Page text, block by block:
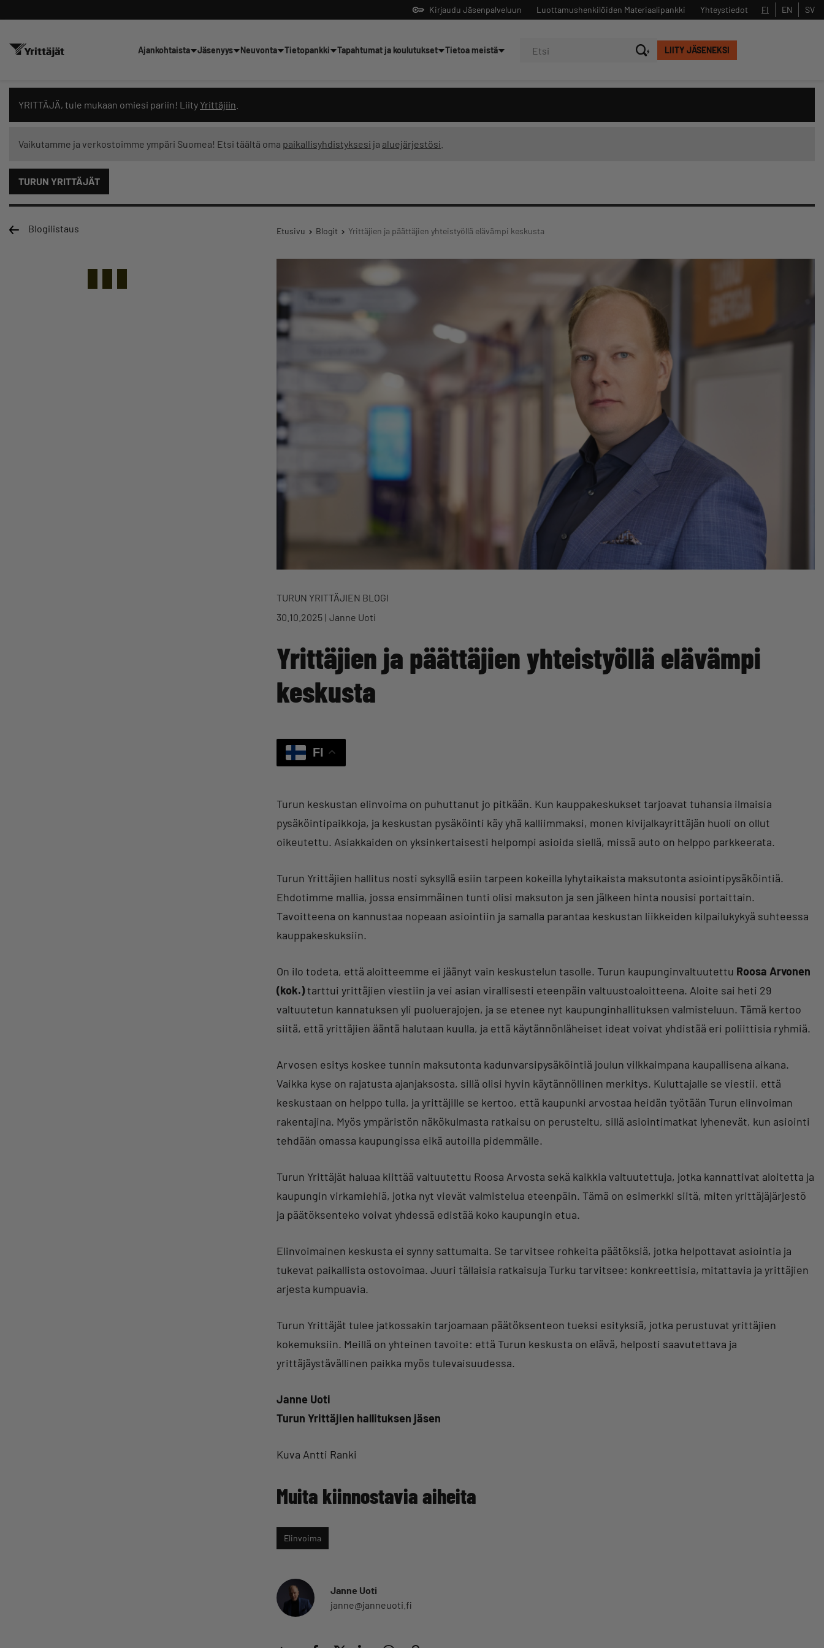
Kirjaudu Jäsenpalveluun Yhteystiedot
Luottamushenkilöiden Materiaalipankki FI EN SV
LIITY JÄSENEKSI
Ajankohtaista Jäsenyys Neuvonta Tietopankki Tapahtumat ja koulutukset Tietoa meistä
YRITTÄJÄ, tule mukaan omiesi pariin! Liity Yrittäjiin
Vaikutamme ja verkostoimme ympäri Suomea! Etsi täältä oma paikallisyhdistyksesi ja aluejärjestösi
TURUN YRITTÄJÄT
Blogilistaus Etusivu Blogit Yrittäjien ja päättäjien yhteistyöllä elävämpi keskusta
TURUN YRITTÄJIEN BLOGI
30.10.2025 Janne Uoti
Yrittäjien ja päättäjien yhteistyöllä elävämpi
keskusta
FI
Turun keskustan elinvoima on puhuttanut jo pitkään. Kun kauppakeskukset tarjoavat tuhansia ilmaisia
pysäköintipaikkoja, ja keskustan pysäköinti käy yhä kalliimmaksi, monen kivijalkayrittäjän huoli on ollut
oikeutettu. Asiakkaiden on yksinkertaisesti helpompi asioida siellä, missä auto on helppo parkkeerata.
Turun Yrittäjien hallitus nosti syksyllä esiin tarpeen kokeilla lyhytaikaista maksutonta asiointipysäköintiä.
Ehdotimme mallia, jossa ensimmäinen tunti olisi maksuton ja sen jälkeen hinta nousisi portaittain.
Tavoitteena on kannustaa nopeaan asiointiin ja samalla parantaa keskustan liikkeiden kilpailukykyä suhteessa
kauppakeskuksiin.
On ilo todeta, että aloitteemme ei jäänyt vain keskustelun tasolle. Turun kaupunginvaltuutettu Roosa Arvonen
(kok.)tarttui yrittäjien viestiin ja vei asian virallisesti eteenpäin valtuustoaloitteena. Aloite sai heti 29
valtuutetun kannatuksen yli puoluerajojen, ja se etenee nyt kaupunginhallituksen valmisteluun. Tämä kertoo
siitä, että yrittäjien ääntä halutaan kuulla, ja että käytännönläheiset ideat voivat yhdistää eri poliittisia ryhmiä.
Arvosen esitys koskee tunnin maksutonta kadunvarsipysäköintiä joulun vilkkaimpana kaupallisena aikana.
Vaikka kyse on rajatusta ajanjaksosta, sillä olisi hyvin käytännöllinen merkitys. Kuluttajalle se viestii, että
keskustaan on helppo tulla, ja yrittäjille se kertoo, että kaupunki arvostaa heidän työtään Turun elinvoiman
rakentajina. Myös ympäristön näkökulmasta ratkaisu on perusteltu, sillä asiointimatkat lyhenevät, kun asiointi
tehdään omassa kaupungissa eikä autoilla pidemmälle.
Turun Yrittäjät haluaa kiittää valtuutettu Roosa Arvosta sekä kaikkia valtuutettuja, jotka kannattivat aloitetta ja
kaupungin virkamiehiä, jotka nyt vievät valmistelua eteenpäin. Tämä on esimerkki siitä, miten yrittäjäjärjestö
ja päätöksenteko voivat yhdessä edistää koko kaupungin etua.
Elinvoimainen keskusta ei synny sattumalta. Se tarvitsee rohkeita päätöksiä, jotka helpottavat asiointia ja
tukevat paikallista ostovoimaa. Juuri tällaisia ratkaisuja Turku tarvitsee: konkreettisia, mitattavia ja yrittäjien
arjesta kumpuavia.
Turun Yrittäjät tulee jatkossakin tarjoamaan päätöksenteon tueksi esityksiä, jotka perustuvat yrittäjien
kokemuksiin. Meillä on yhteinen tavoite: että Turun keskusta on elävä, helposti saavutettava ja
yrittäjäystävällinen paikka myös tulevaisuudessa.
Janne Uoti
Turun Yrittäjien hallituksen jäsen
Kuva Antti Ranki
Muita kiinnostavia aiheita
Elinvoima
Janne Uoti
janne@janneuoti.fi
Sulje
Hae sivustolta tai kysy suoraan Yrittäjien tekoälyltä
Suodata hakutuloksia: näytä kaikki sisältö